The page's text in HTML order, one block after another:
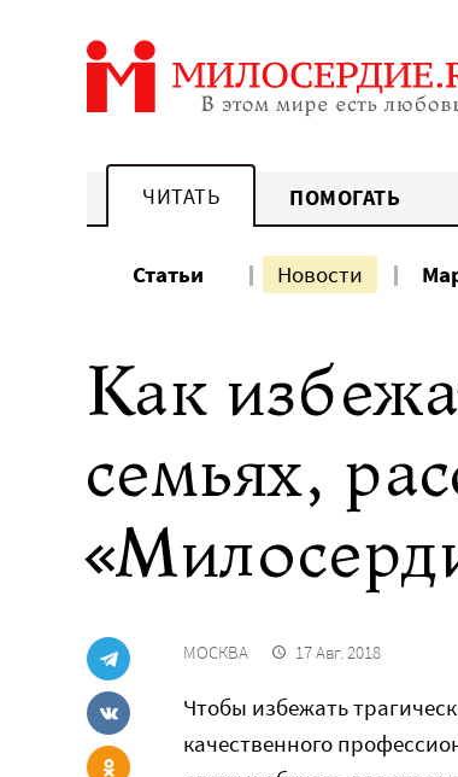
ЧИТАТЬ ПОМОГАТЬ
Статьи Новости
Как
семьях,
МОСКВА 17 Авг. 2018
Чтобы избежать
качественного